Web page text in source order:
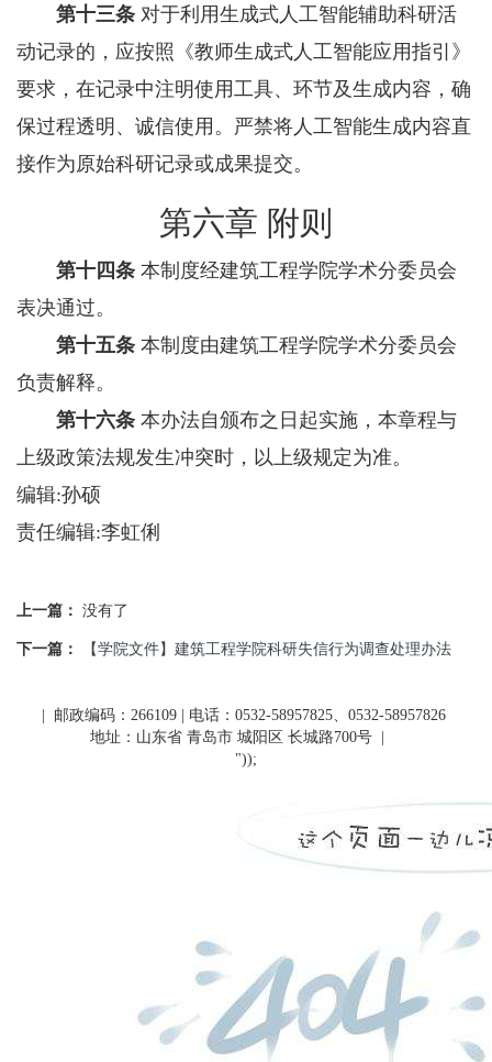
第十三条 对于利用生成式人工智能辅助科研活
动记录的，应按照《教师生成式人工智能应用指引》
要求，在记录中注明使用工具、环节及生成内容，确
保过程透明、诚信使用。严禁将人工智能生成内容直
接作为原始科研记录或成果提交。
第六章 附则
第十四条 本制度经建筑工程学院学术分委员会
表决通过。
第十五条 本制度由建筑工程学院学术分委员会
负责解释。
第十六条 本办法自颁布之日起实施，本章程与
上级政策法规发生冲突时，以上级规定为准。
编辑:孙硕
责任编辑:李虹俐
上一篇： 没有了
下一篇： 【学院文件】建筑工程学院科研失信行为调查处理办法
| 邮政编码：266109 | 电话：0532-58957825、0532-58957826
地址：山东省 青岛市 城阳区 长城路700号
"));